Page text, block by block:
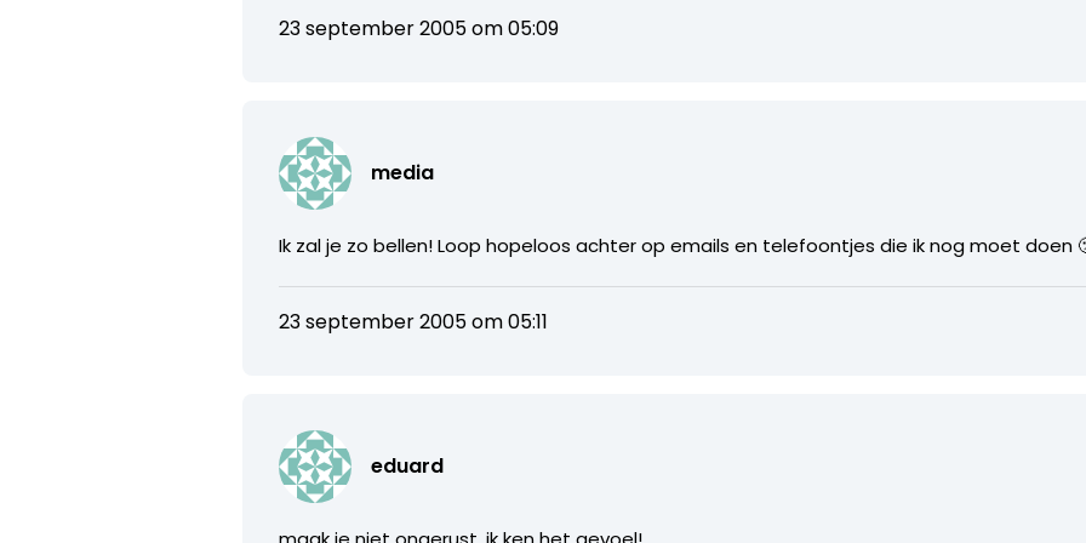
23 september 2005 om 05:09
media
Ik zal je zo bellen! Loop hopeloos achter op emails en telefoontjes die ik nog moet doen
23 september 2005 om 05:11
eduard